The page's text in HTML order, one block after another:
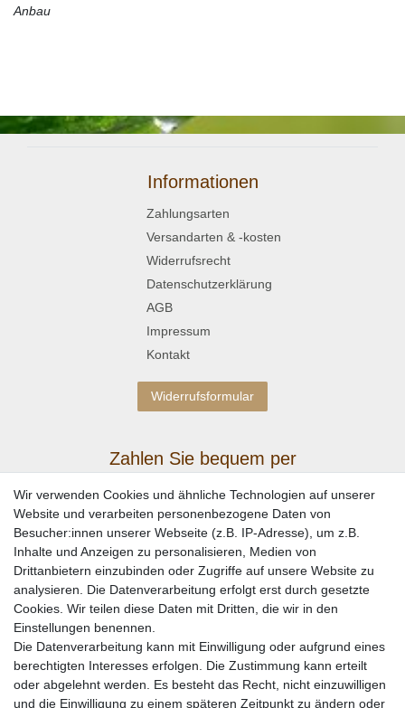
Anbau
Informationen
Zahlungsarten
Versandarten & -kosten
Widerrufsrecht
Datenschutzerklärung
AGB
Impressum
Kontakt
Widerrufsformular
Zahlen Sie bequem per
Wir versenden mit
Wir verwenden Cookies und ähnliche Technologien auf unserer
Website und verarbeiten personenbezogene Daten von
Besucher:innen unserer Webseite (z.B. IP-Adresse), um z.B.
Inhalte und Anzeigen zu personalisieren, Medien von
Drittanbietern einzubinden oder Zugriffe auf unsere Website zu
analysieren. Die Datenverarbeitung erfolgt erst durch gesetzte
Cookies. Wir teilen diese Daten mit Dritten, die wir in den
Einstellungen benennen.
Die Datenverarbeitung kann mit Einwilligung oder aufgrund eines
berechtigten Interesses erfolgen. Die Zustimmung kann erteilt
oder abgelehnt werden. Es besteht das Recht, nicht einzuwilligen
und die Einwilligung zu einem späteren Zeitpunkt zu ändern oder